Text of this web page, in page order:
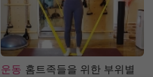
운동 홈트족들을 위한 부위별